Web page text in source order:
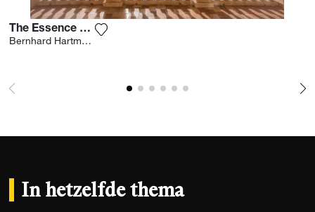
The Essence Of Beauty
Bernhard Hartmann
In hetzelfde thema